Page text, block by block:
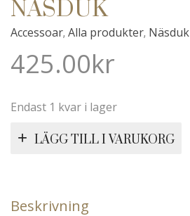
NÄSDUK
Accessoar, Alla produkter, Näsduk
425.00kr
Endast 1 kvar i lager
LÄGG TILL I VARUKORG
Beskrivning